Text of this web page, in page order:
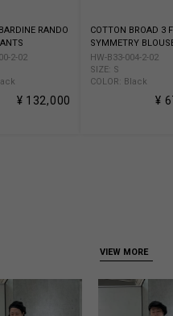
RANDO
2-02
¥ 132,000
COTTON BROAD 3
SYMMETRY
HW-B33-004-2-02
SIZE: S
COLOR: Black
¥
VIEW MORE